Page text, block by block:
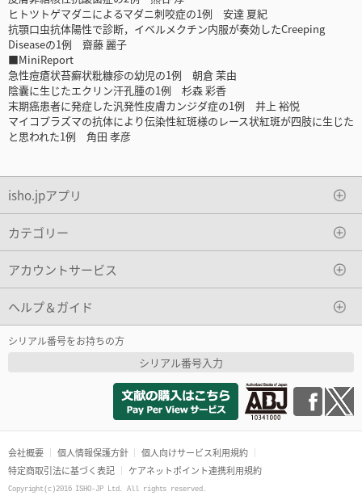
ヒトツトゲマダニによるマダニ刺咬症の1例 安達 夏紀
抗顎口虫抗体陽性で診断，イベルメクチン内服が奏効したCreeping
Diseaseの1例 齋藤 麗子
■MiniReport
急性痘瘡状苔癬状粃糠疹の幼児の1例 朝倉 茉由
陰囊に生じたエクリン汗孔腫の1例 杉森 彩香
末期癌患者に発症した汎発性皮膚カンジダ症の1例 井上 裕悦
マイコプラズマの抗体により伝染性紅斑様のレース状紅斑が四肢に生じた
と思われた1例 角田 孝彦
isho.jpアプリ
カテゴリー
アカウントサービス
ヘルプ＆ガイド
シリアル番号をお持ちの方
シリアル番号入力
会社概要 個人情報保護方針
個人向けサービス利用規約
特定商取引法に基づく表記
ケアネットポイント連携利用規約
Copyright(c)2016 ISHO-JP Ltd. All rights reserved.